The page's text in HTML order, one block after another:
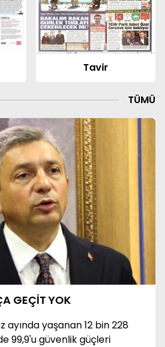
Agos
TÜMÜ
GEÇİT YOK
yaşanan 12 bin 228
99,9'u güvenlik güçleri